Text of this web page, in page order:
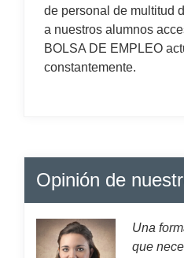
de personal de multitud
a nuestros alumnos
BOLSA DE EMPLEO
constantemente.
Opinión de
Una
que